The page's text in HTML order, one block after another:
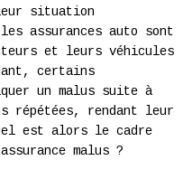
situation
assurances auto sont
et leurs véhicules
certains
un malus suite à
répétées, rendant leur
est alors le cadre
malus ?